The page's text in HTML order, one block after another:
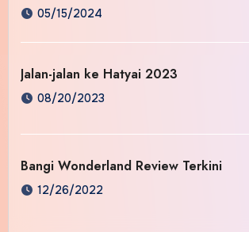
05/15/2024
Jalan-jalan ke Hatyai 2023
08/20/2023
Bangi Wonderland Review Terkini
12/26/2022